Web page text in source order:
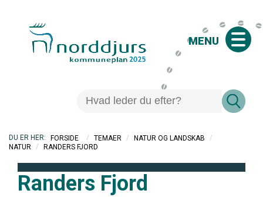
MENU
FORSIDE / TEMAER / NATUR OG LANDSKAB
/
NATUR
/ RANDERS FJORD
Randers Fjord